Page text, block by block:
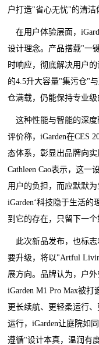
户打造"省心无忧"的清洁
在用户体验层面，
设计理念。产品搭载"一
时响应，彻底解决用户
的4.5升大容量"集污仓"与
仓满载，仍能保持专业级
这种性能与智能的深度
评价称，iGarden在CES
态体系，彰显出品牌向
Cathleen Cao表示，这
用户的负担，而应默默
iGarden‘科技隐于生活
到它的存在，只留下一
此次新品发布，也标
要升级，将以"Artful
展方向。品牌认为，户
iGarden M1 Pro Max被
更长续航、更轻柔运行
运行，iGarden让庭院如
遵循"设计本真，温润有